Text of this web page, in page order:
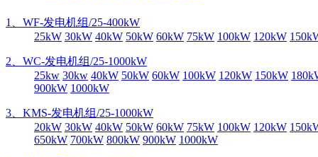
1、WF-发电机组/25-400kW
25kW 30kW 40kW 50kW 60kW 75kW 100kW 120kW
2、WC-发电机组/25-1000kW
25kw 30kw 40kW 50kW 60kW 100kW 120kW 150kW
900kW 1000kW
3、KMS-发电机组/25-1000kW
20kW 30kW 40kW 50kW 60kW 75kW 100kW 120kW
650kW 700kW 800kW 900kW 1000kW